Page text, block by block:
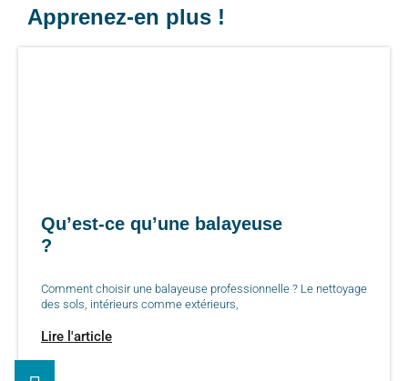
Apprenez-en plus !
Qu’est-ce qu’une balayeuse
?
Comment choisir une balayeuse professionnelle ? Le nettoyage
des sols, intérieurs comme extérieurs,
Lire l'article